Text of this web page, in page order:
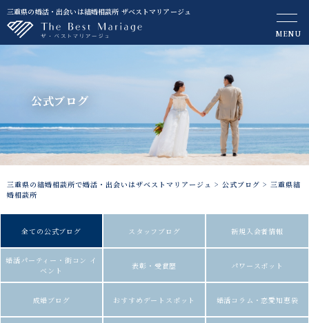
三重県の婚活・出会いは結婚相談所 ザベストマリアージュ
MENU
公式ブログ
三重県の結婚相談所で婚活・出会いはザベストマリアージュ > 公式ブログ > 三重県結
婚相談所
全ての公式ブログ スタッフブログ 新規入会者情報
婚活パーティー・街コン イ
ベント
表彰・受賞歴 パワースポット
成婚ブログ おすすめデートスポット 婚活コラム・恋愛知恵袋